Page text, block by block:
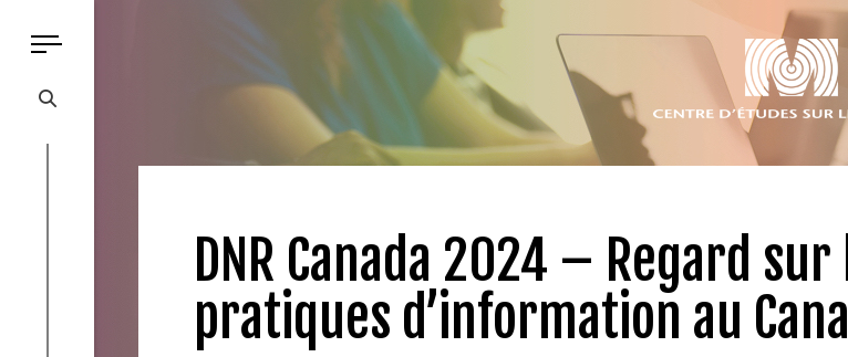
DNR Canada 2024 – Regard sur
pratiques d’information au